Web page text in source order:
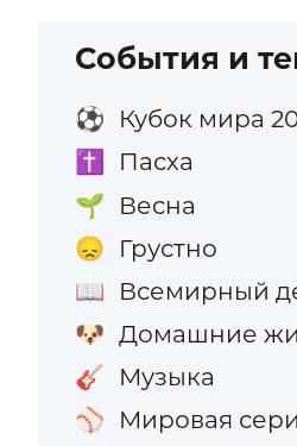
События и
⚽ Кубок мира
✝️ Пасха
🌱 Весна
😞 Грустно
📖 Всемирный
🐶 Домашние
🎸 Музыка
⚾ Мировая